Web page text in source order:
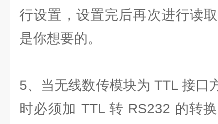
行设置，设置完后再次进行读
是你想要的。
5、当无线数传模块为 TTL 接口
时必须加 TTL 转 RS232 的转